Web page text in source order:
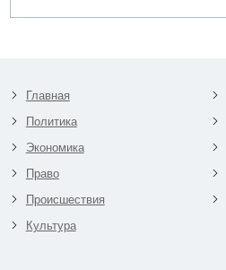
Главная
Политика
Экономика
Право
Происшествия
Культура